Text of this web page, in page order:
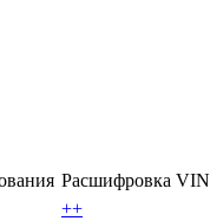
Расшифровка VIN
++